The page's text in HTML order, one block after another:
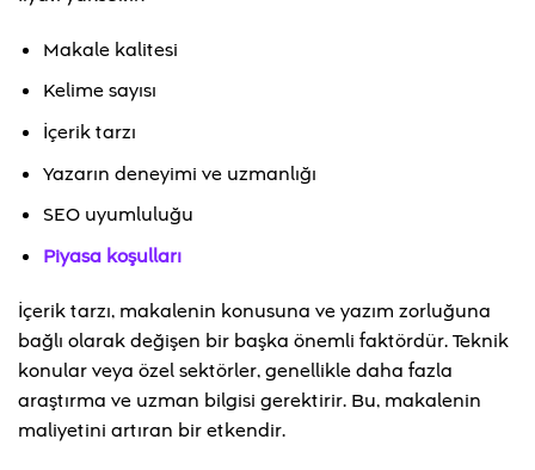
Makale kalitesi
Kelime sayısı
İçerik tarzı
Yazarın deneyimi ve uzmanlığı
SEO uyumluluğu
Piyasa koşulları
İçerik tarzı, makalenin konusuna ve yazım zorluğuna
bağlı olarak değişen bir başka önemli faktördür. Teknik
konular veya özel sektörler, genellikle daha fazla
araştırma ve uzman bilgisi gerektirir. Bu, makalenin
maliyetini artıran bir etkendir.